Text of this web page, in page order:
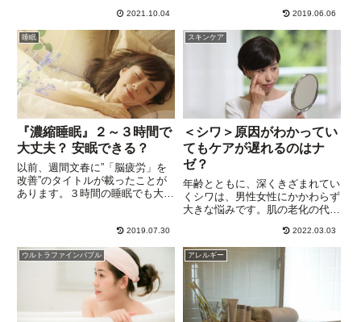
番組「美と健康！アブラの新常
識」では、「オメガ３脂肪酸１：
オメガ６脂肪酸２」。第一薬品工
業㈱のＨＰによれば、理想の摂取
量...
2021.10.04
ックについては医療関係者の間で
その効果を疑問視する声があった
のも事実です。そんなジェネリ
2019.06.06
睡眠
『濃縮睡眠』２～３時間で
大丈夫？ 安眠できる？
以前、週間文春に”「脳疲労」を
改善”のタイトルが載ったことが
あります。３時間の睡眠でも大丈
2～3時間、なんて達人もいるよ
うですが、考えたこともありませ
んね。やはり、最低7時間、で
2019.07.30
スキンケア
＜シワ＞原因がわかってい
てもケアが遅れるのはナ
ゼ？
年齢とともに、深くきざまれてい
くシワは、男性女性にかかわらず
大きな悩みです。肌の老化の代名
のHPでは、シワの原因として次
の項目を挙げています。 年齢に
ともない肌の弾力が低下 年齢に
ともない肌の水分量が低下 乾
燥...
2022.03.03
ウルトラファインバブル アレルギー